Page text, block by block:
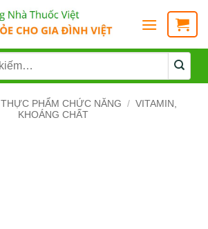
THỰC PHẨM CHỨC NĂNG / VITAMIN,
KHOÁNG CHẤT